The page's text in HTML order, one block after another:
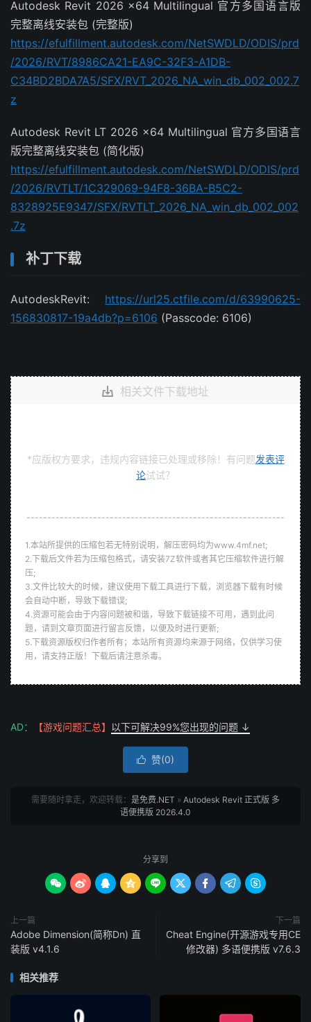
Autodesk Revit 2026 x64 Multilingual 官方多国语言版
完整离线安装包 (完整版)
https://efulfillment.autodesk.com/NetSWDLD/ODIS/prd
/2026/RVT/8986CA21-EA9C-32F3-A1DB-
C34BD2BDA7A5/SFX/RVT_2026_NA_win_db_002_002.7
z
Autodesk Revit LT 2026 x64 Multilingual 官方多国语言
版完整离线安装包 (简化版)
https://efulfillment.autodesk.com/NetSWDLD/ODIS/prd
/2026/RVTLT/1C329069-94F8-36BA-B5C2-
8328925E9347/SFX/RVTLT_2026_NA_win_db_002_002
.7z
补丁下载
AutodeskRevit: https://url25.ctfile.com/d/63990625-
156830817-19a4db?p=6106 (Passcode: 6106)
相关文件下载地址
*应版权方要求，违规内容链接已处理或移除！有问题发表评
论试试？
--------------------------------------------------------------
1.本站所提供的压缩包若无特别说明，解压密码均为www.4mf.net;
2.下载后文件若为压缩包格式，请安装7Z软件或者其它压缩软件进行解
压;
3.文件比较大的时候，建议使用下载工具进行下载，浏览器下载有时候
会自动中断，导致下载错误;
4.资源可能会由于内容问题被和谐，导致下载链接不可用，遇到此问
题，请到文章页面进行留言反馈，以便及时进行更新;
5.下载资源版权归作者所有；本站所有资源均来源于网络，仅供学习使
用，请支持正版！下载后请注意杀毒。
AD： 【游戏问题汇总】 以下可解决99%您出现的问题 ↓
 赞(0)
需要随时拿走，欢迎转载： 是免费.NET » Autodesk Revit 正式版 多
语便携版 2026.4.0
分享到
        
上一篇
Adobe Dimension(简称Dn) 直
装版 v4.1.6
下一篇
Cheat Engine(开源游戏专用CE
修改器) 多语便携版 v7.6.3
相关推荐